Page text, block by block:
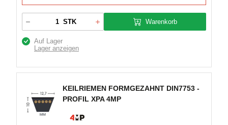
STK Warenkorb
Auf Lager
Lager anzeigen
KEILRIEMEN FORMGEZAHNT DIN7753 -
PROFIL XPA 4MP